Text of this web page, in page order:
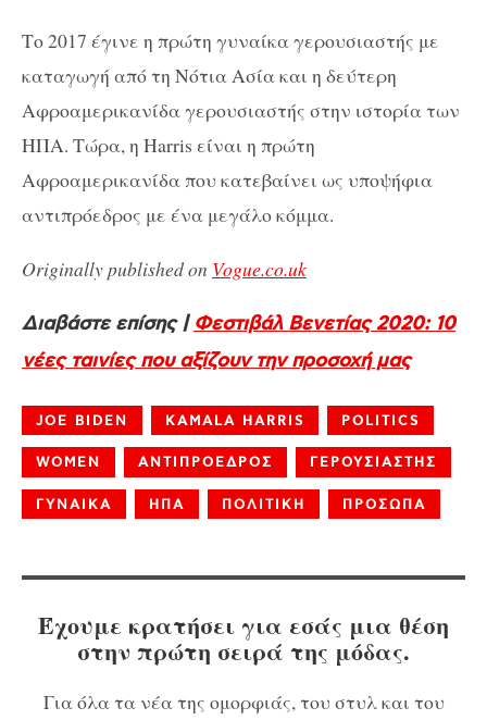
Το 2017 έγινε η πρώτη γυναίκα γερουσιαστής με
καταγωγή από τη Νότια Ασία και η δεύτερη
Αφροαμερικανίδα γερουσιαστής στην ιστορία των
ΗΠΑ. Τώρα, η Harris είναι η πρώτη
Αφροαμερικανίδα που κατεβαίνει ως υποψήφια
αντιπρόεδρος με ένα μεγάλο κόμμα.
Originally published on Vogue.co.uk
Διαβάστε επίσης | Φεστιβάλ Βενετίας 2020: 10
νέες ταινίες που αξίζουν την προσοχή μας
JOE BIDEN KAMALA HARRIS POLITICS
WOMEN ΑΝΤΙΠΡΟΕΔΡΟΣ ΓΕΡΟΥΣΙΑΣΤΗΣ
ΓΥΝΑΙΚΑ ΗΠΑ ΠΟΛΙΤΙΚΗ ΠΡΟΣΩΠΑ
Έχουμε κρατήσει για εσάς μια θέση
στην πρώτη σειρά της μόδας.
Για όλα τα νέα της ομορφιάς, του στυλ και του